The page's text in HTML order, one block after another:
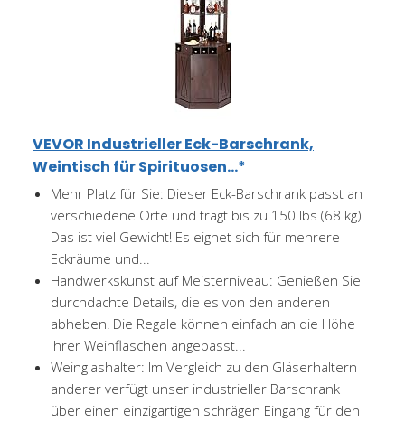
VEVOR Industrieller Eck-Barschrank,
Weintisch für Spirituosen...*
Mehr Platz für Sie: Dieser Eck-Barschrank passt an
verschiedene Orte und trägt bis zu 150 lbs (68 kg).
Das ist viel Gewicht! Es eignet sich für mehrere
Eckräume und...
Handwerkskunst auf Meisterniveau: Genießen Sie
durchdachte Details, die es von den anderen
abheben! Die Regale können einfach an die Höhe
Ihrer Weinflaschen angepasst...
Weinglashalter: Im Vergleich zu den Gläserhaltern
anderer verfügt unser industrieller Barschrank
über einen einzigartigen schrägen Eingang für den